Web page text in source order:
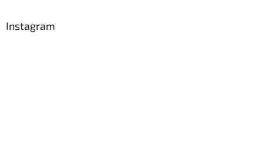
Instagram